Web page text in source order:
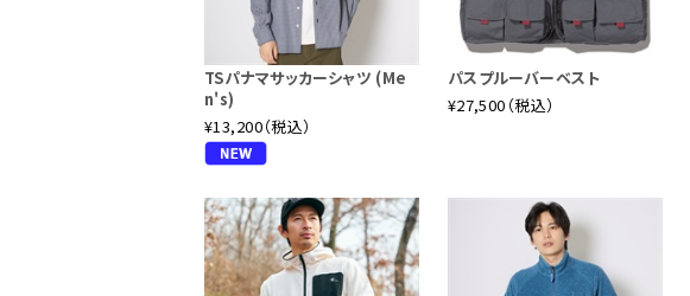
TSパナマサッカーシャツ (Me
n's)
¥13,200（税込）
パスプルーバーベスト
¥27,500（税込）